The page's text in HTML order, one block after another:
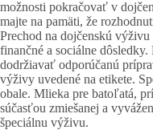
možnosti pokračovať v
majte na pamäti, že
Prechod na dojčenskú
finančné a sociálne
dodržiavať odporúčanú
výživy uvedené na etikete.
obale. Mlieka pre batoľatá,
súčasťou zmiešanej a
špeciálnu výživu.